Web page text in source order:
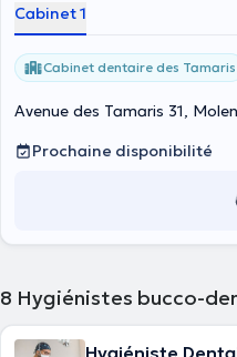
Cabinet 1
Cabinet dentaire des Tamaris
Avenue des Tamaris 31,
Prochaine disponibilité
8 Hygiénistes bucco-
Hygiéniste